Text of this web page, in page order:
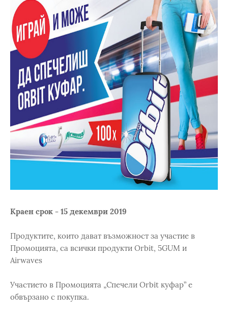
Краен срок - 15 декември 2019
Продуктите, които дават възможност за участие в
Промоцията, са всички продукти Orbit, 5GUM и
Airwaves
Участието в Промоцията „Спечели Orbit куфар” е
обвързано с покупка.